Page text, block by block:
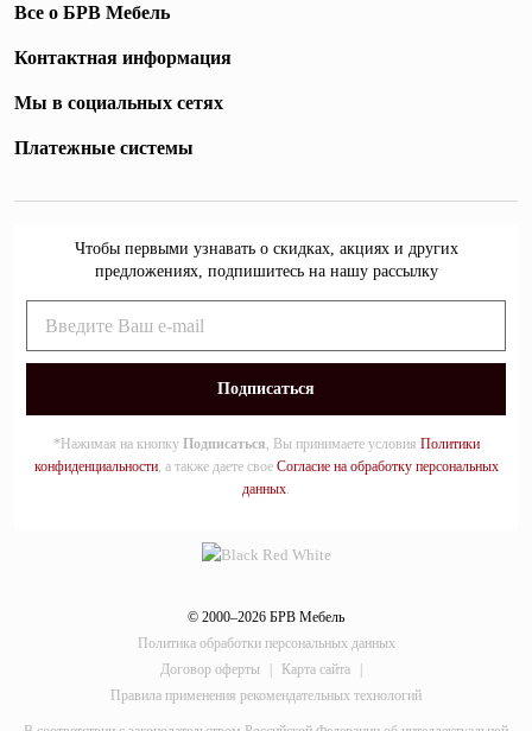
Все о БРВ Мебель
Контактная информация
Мы в социальных сетях
Платежные системы
Чтобы первыми узнавать о скидках, акциях и других
предложениях, подпишитесь на нашу рассылку
*Нажимая на кнопку Подписаться , Вы принимаете условия Политики
конфиденциальности, а также даете свое Согласие на обработку персональных
данных
© 2000–2026 БРВ Мебель
Политика обработки персональных данных
Договор оферты
| Карта сайта
|
Правила применения рекомендательных технологий